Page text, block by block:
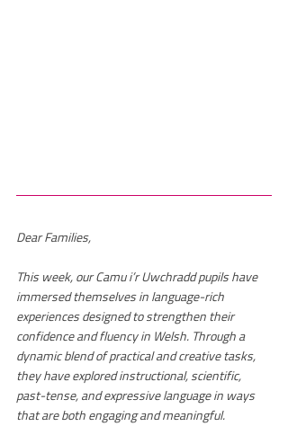
Dear Families,
This week, our Camu i’r Uwchradd pupils have
immersed themselves in language-rich
experiences designed to strengthen their
confidence and fluency in Welsh. Through a
dynamic blend of practical and creative tasks,
they have explored instructional, scientific,
past-tense, and expressive language in ways
that are both engaging and meaningful.